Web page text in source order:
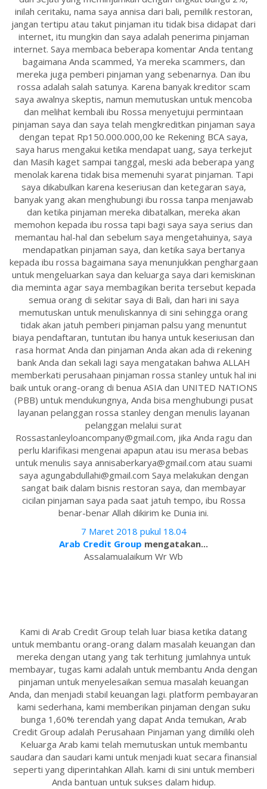
inilah ceritaku, nama saya annisa dari bali, pemilik restoran,
jangan tertipu atau takut pinjaman itu tidak bisa didapat dari
internet, itu mungkin dan saya adalah penerima pinjaman
internet. Saya membaca beberapa komentar Anda tentang
bagaimana Anda scammed, Ya mereka scammers, dan
mereka juga pemberi pinjaman yang sebenarnya. Dan ibu
rossa adalah salah satunya. Karena banyak kreditor scam
saya awalnya skeptis, namun memutuskan untuk mencoba
dan melihat kembali ibu Rossa menyetujui permintaan
pinjaman saya dan saya telah mengkreditkan pinjaman saya
dengan tepat Rp150.000.000,00 ke Rekening BCA saya,
saya harus mengakui ketika mendapat uang, saya terkejut
dan Masih kaget sampai tanggal, meski ada beberapa yang
menolak karena tidak bisa memenuhi syarat pinjaman. Tapi
saya dikabulkan karena keseriusan dan ketegaran saya,
banyak yang akan menghubungi ibu rossa tanpa menjawab
dan ketika pinjaman mereka dibatalkan, mereka akan
memohon kepada ibu rossa tapi bagi saya saya serius dan
memantau hal-hal dan sebelum saya mengetahuinya, saya
mendapatkan pinjaman saya, dan ketika saya bertanya
kepada ibu rossa bagaimana saya menunjukkan penghargaan
untuk mengeluarkan saya dan keluarga saya dari kemiskinan
dia meminta agar saya membagikan berita tersebut kepada
semua orang di sekitar saya di Bali, dan hari ini saya
memutuskan untuk menuliskannya di sini sehingga orang
tidak akan jatuh pemberi pinjaman palsu yang menuntut
biaya pendaftaran, tuntutan ibu hanya untuk keseriusan dan
rasa hormat Anda dan pinjaman Anda akan ada di rekening
bank Anda dan sekali lagi saya mengatakan bahwa ALLAH
memberkati perusahaan pinjaman rossa stanley untuk hal ini
baik untuk orang-orang di benua ASIA dan UNITED NATIONS
(PBB) untuk mendukungnya, Anda bisa menghubungi pusat
layanan pelanggan rossa stanley dengan menulis layanan
pelanggan melalui surat
Rossastanleyloancompany@gmail.com, jika Anda ragu dan
perlu klarifikasi mengenai apapun atau isu merasa bebas
untuk menulis saya annisaberkarya@gmail.com atau suami
saya agungabdullahi@gmail.com Saya melakukan dengan
sangat baik dalam bisnis restoran saya, dan membayar
cicilan pinjaman saya pada saat jatuh tempo, ibu Rossa
benar-benar Allah dikirim ke Dunia ini.
7 Maret 2018 pukul 18.04
Arab Credit Group mengatakan...
Assalamualaikum Wr Wb
Kami di Arab Credit Group telah luar biasa ketika datang
untuk membantu orang-orang dalam masalah keuangan dan
mereka dengan utang yang tak terhitung jumlahnya untuk
membayar, tugas kami adalah untuk membantu Anda dengan
pinjaman untuk menyelesaikan semua masalah keuangan
Anda, dan menjadi stabil keuangan lagi. platform pembayaran
kami sederhana, kami memberikan pinjaman dengan suku
bunga 1,60% terendah yang dapat Anda temukan, Arab
Credit Group adalah Perusahaan Pinjaman yang dimiliki oleh
Keluarga Arab kami telah memutuskan untuk membantu
saudara dan saudari kami untuk menjadi kuat secara finansial
seperti yang diperintahkan Allah. kami di sini untuk memberi
Anda bantuan untuk sukses dalam hidup.